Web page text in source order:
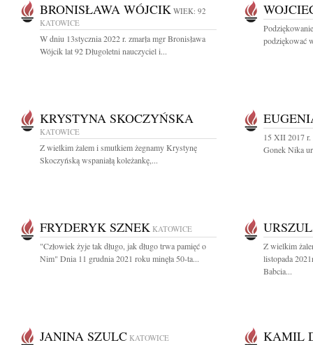
BRONISŁAWA WÓJCIK WIEK: 92
KATOWICE
W dniu 13stycznia 2022 r. zmarła mgr Bronisława
Wójcik lat 92 Długoletni nauczyciel i...
podziękować
KRYSTYNA SKOCZYŃSKA
KATOWICE
Z wielkim żalem i smutkiem żegnamy Krystynę
Skoczyńską wspaniałą koleżankę,...
15 XII 2017 r.
Gonek Nika
FRYDERYK SZNEK KATOWICE
"Człowiek żyje tak długo, jak długo trwa pamięć o
Nim" Dnia 11 grudnia 2021 roku minęła 50-ta...
Z wielkim
listopada
Babcia...
JANINA SZULC KATOWICE KAMIL